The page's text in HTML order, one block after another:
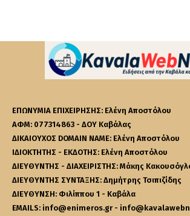
ΕΠΩΝΥΜΙΑ ΕΠΙΧΕΙΡΗΣΗΣ: Ελένη Αποστόλου
ΑΦΜ: 077314863 - ΔΟΥ Καβάλας
ΔΙΚΑΙΟΥΧΟΣ DOMAIN NAME: Ελένη Αποστόλου
ΙΔΙΟΚΤΗΤΗΣ - ΕΚΔΟΤΗΣ: Ελένη Αποστόλου
ΔΙΕΥΘΥΝΤΗΣ - ΔΙΑΧΕΙΡΙΣΤΗΣ: Μάκης
ΔΙΕΥΘΥΝΤΗΣ ΣΥΝΤΑΞΗΣ: Δημήτρης Τσιπιζίδης
ΔΙΕΥΘΥΝΣΗ: Φιλίππου 1 - Καβάλα
EMAILS: info@enimeros.gr -